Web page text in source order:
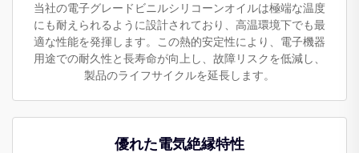
当社の電子グレードビニルシリコーンオイルは極端な温度
にも耐えられるように設計されており、高温環境下でも最
適な性能を発揮します。この熱的安定性により、電子機器
用途での耐久性と長寿命が向上し、故障リスクを低減し、
製品のライフサイクルを延長します。
優れた電気絶縁特性